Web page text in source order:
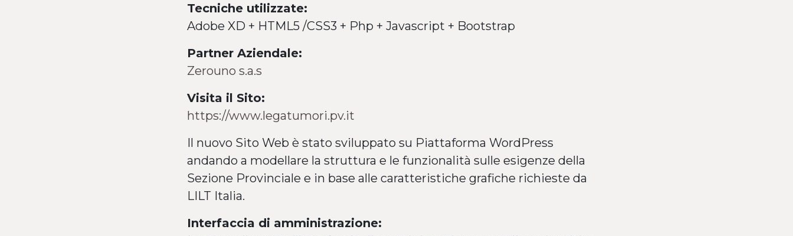
Tecniche utilizzate:
Adobe XD + HTML5 /CSS3 + Php + Javascript + Bootstrap
Partner Aziendale:
Zerouno s.a.s
Visita il Sito:
https://www.legatumori.pv.it
Il nuovo Sito Web è stato sviluppato su Piattaforma WordPress
andando a modellare la struttura e le funzionalità sulle esigenze della
Sezione Provinciale e in base alle caratteristiche grafiche richieste da
LILT Italia.
Interfaccia di amministrazione: